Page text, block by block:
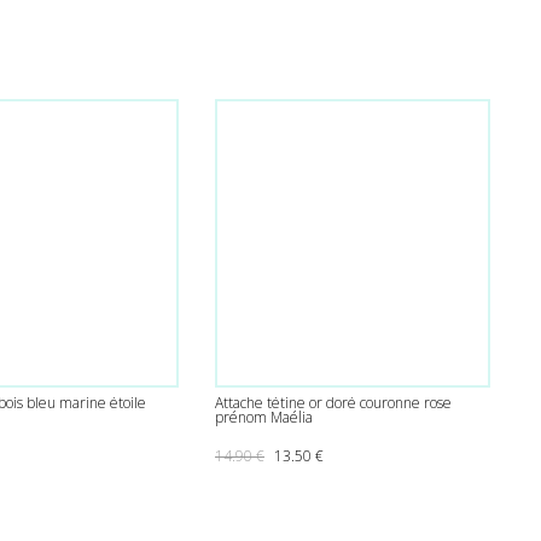
bleu marine étoile Attache tétine or doré couronne rose
prénom Maélia
14.90€ Le prix initial était : 14.90 €.
13.50 €Le prix actuel est : 13.50 €.